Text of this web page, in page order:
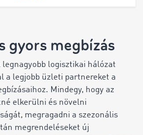
gyors megbízás
legnagyobb logisztikai hálózat
a legjobb üzleti partnereket a
Mindegy, hogy az
elkerülni és növelni
megragadni a szezonális
megrendeléseket új